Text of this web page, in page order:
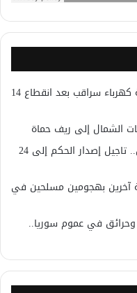
وزير الطاقة السوري: بدء تاهيل شبكة كهرباء سراقب بعد انقطاع 14
الجلسة الخامسة لمحاكمة احمد حسون.. تاجيل إصدار الحكم إلى 24
آخرين بهجومين مسلحين في
في 18 حادث سير وحرائق في عموم سوريا..